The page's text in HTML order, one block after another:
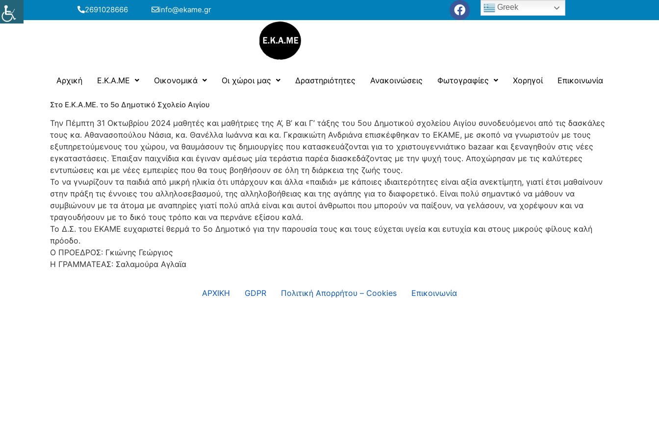
2691028666 info@ekame.gr Greek
Αρχική E.K.A.ME Οικονομικά Οι χώροι μας Δραστηριότητες Ανακοινώσεις Φωτογραφίες Χορηγοί Επικοινωνία
Στο Ε.Κ.Α.ΜΕ. το 5ο Δημοτικό Σχολείο Αιγίου
Την Πέμπτη 31 Οκτωβρίου 2024 μαθητές και μαθήτριες της Α’, Β’ και Γ’ τάξης του 5ου Δημοτικού σχολείου Αιγίου συνοδευόμενοι από τις δασκάλες
τους κα. Αθανασοπούλου Νάσια, κα. Θανέλλα Ιωάννα και κα. Γκραικιώτη Ανδριάνα επισκέφθηκαν το ΕΚΑΜΕ, με σκοπό να γνωριστούν με τους
εξυπηρετούμενους του χώρου, να θαυμάσουν τις δημιουργίες που κατασκευάζονται για το χριστουγεννιάτικο bazaar και ξεναγηθούν στις νέες
εγκαταστάσεις. Έπαιξαν παιχνίδια και έγιναν αμέσως μία τεράστια παρέα διασκεδάζοντας με την ψυχή τους. Αποχώρησαν με τις καλύτερες
εντυπώσεις και με νέες εμπειρίες που θα τους βοηθήσουν σε όλη τη διάρκεια της ζωής τους.
Το να γνωρίζουν τα παιδιά από μικρή ηλικία ότι υπάρχουν και άλλα «παιδιά» με κάποιες ιδιαιτερότητες είναι αξία ανεκτίμητη, γιατί έτσι μαθαίνουν
στην πράξη τις έννοιες του αλληλοσεβασμού, της αλληλοβοήθειας και της αγάπης για το διαφορετικό. Είναι πολύ σημαντικό να μάθουν να
συμβιώνουν με τα άτομα με αναπηρίες γιατί πολύ απλά είναι και αυτοί άνθρωποι που μπορούν να παίξουν, να γελάσουν, να χορέψουν και να
τραγουδήσουν με το δικό τους τρόπο και να περνάνε εξίσου καλά.
Το Δ.Σ. του ΕΚΑΜΕ ευχαριστεί θερμά το 5ο Δημοτικό για την παρουσία τους και τους εύχεται υγεία και ευτυχία και στους μικρούς φίλους καλή
πρόοδο.
Ο ΠΡΟΕΔΡΟΣ: Γκιώνης Γεώργιος
Η ΓΡΑΜΜΑΤΕΑΣ: Σαλαμούρα Αγλαϊα
ΑΡΧΙΚΗ GDPR Πολιτική Απορρήτου – Cookies Επικοινωνία